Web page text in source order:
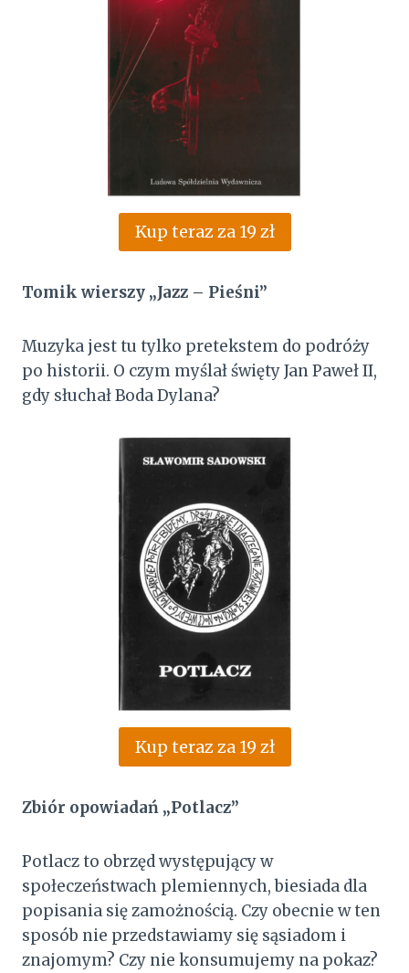
Kup teraz za 19 zł
Tomik wierszy „Jazz – Pieśni”
Muzyka jest tu tylko pretekstem do podróży
po historii. O czym myślał święty Jan Paweł II,
gdy słuchał Boda Dylana?
Kup teraz za 19 zł
Zbiór opowiadań „Potlacz”
Potlacz to obrzęd występujący w
społeczeństwach plemiennych, biesiada dla
popisania się zamożnością. Czy obecnie w ten
sposób nie przedstawiamy się sąsiadom i
znajomym? Czy nie konsumujemy na pokaz?